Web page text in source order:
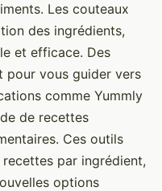
Les couteaux
des ingrédients,
et efficace. Des
pour vous guider vers
comme Yummly
de recettes
Ces outils
par ingrédient,
options